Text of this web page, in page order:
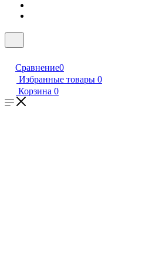
Сравнение0
Избранные товары 0
Корзина 0